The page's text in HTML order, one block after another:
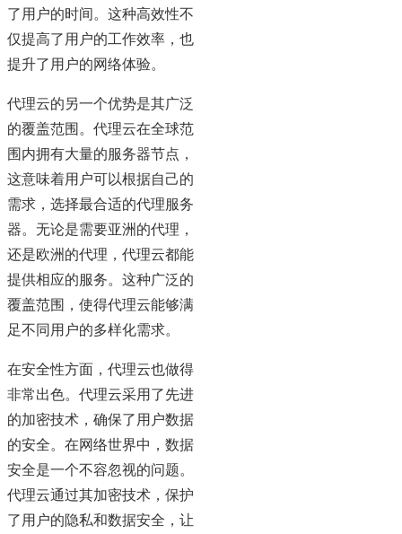
了用户的时间。这种高效性不
仅提高了用户的工作效率，也
提升了用户的网络体验。
代理云的另一个优势是其广泛
的覆盖范围。代理云在全球范
围内拥有大量的服务器节点，
这意味着用户可以根据自己的
需求，选择最合适的代理服务
器。无论是需要亚洲的代理，
还是欧洲的代理，代理云都能
提供相应的服务。这种广泛的
覆盖范围，使得代理云能够满
足不同用户的多样化需求。
在安全性方面，代理云也做得
非常出色。代理云采用了先进
的加密技术，确保了用户数据
的安全。在网络世界中，数据
安全是一个不容忽视的问题。
代理云通过其加密技术，保护
了用户的隐私和数据安全，让